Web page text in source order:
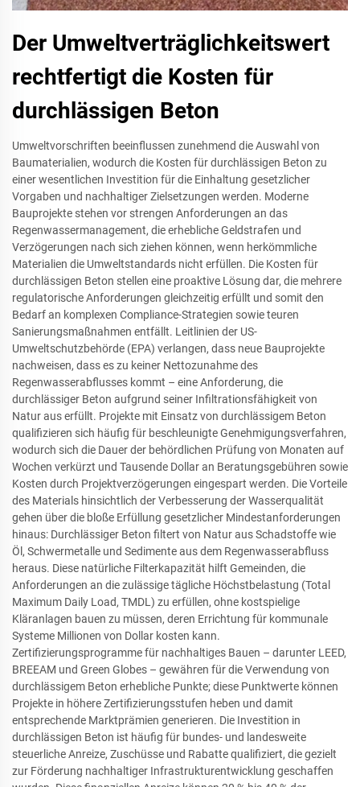
Der Umweltverträglichkeitswert
rechtfertigt die Kosten für
durchlässigen Beton
Umweltvorschriften beeinflussen zunehmend die Auswahl von
Baumaterialien, wodurch die Kosten für durchlässigen Beton zu
einer wesentlichen Investition für die Einhaltung gesetzlicher
Vorgaben und nachhaltiger Zielsetzungen werden. Moderne
Bauprojekte stehen vor strengen Anforderungen an das
Regenwassermanagement, die erhebliche Geldstrafen und
Verzögerungen nach sich ziehen können, wenn herkömmliche
Materialien die Umweltstandards nicht erfüllen. Die Kosten für
durchlässigen Beton stellen eine proaktive Lösung dar, die mehrere
regulatorische Anforderungen gleichzeitig erfüllt und somit den
Bedarf an komplexen Compliance-Strategien sowie teuren
Sanierungsmaßnahmen entfällt. Leitlinien der US-
Umweltschutzbehörde (EPA) verlangen, dass neue Bauprojekte
nachweisen, dass es zu keiner Nettozunahme des
Regenwasserabflusses kommt – eine Anforderung, die
durchlässiger Beton aufgrund seiner Infiltrationsfähigkeit von
Natur aus erfüllt. Projekte mit Einsatz von durchlässigem Beton
qualifizieren sich häufig für beschleunigte Genehmigungsverfahren,
wodurch sich die Dauer der behördlichen Prüfung von Monaten auf
Wochen verkürzt und Tausende Dollar an Beratungsgebühren sowie
Kosten durch Projektverzögerungen eingespart werden. Die Vorteile
des Materials hinsichtlich der Verbesserung der Wasserqualität
gehen über die bloße Erfüllung gesetzlicher Mindestanforderungen
hinaus: Durchlässiger Beton filtert von Natur aus Schadstoffe wie
Öl, Schwermetalle und Sedimente aus dem Regenwasserabfluss
heraus. Diese natürliche Filterkapazität hilft Gemeinden, die
Anforderungen an die zulässige tägliche Höchstbelastung (Total
Maximum Daily Load, TMDL) zu erfüllen, ohne kostspielige
Kläranlagen bauen zu müssen, deren Errichtung für kommunale
Systeme Millionen von Dollar kosten kann.
Zertifizierungsprogramme für nachhaltiges Bauen – darunter LEED,
BREEAM und Green Globes – gewähren für die Verwendung von
durchlässigem Beton erhebliche Punkte; diese Punktwerte können
Projekte in höhere Zertifizierungsstufen heben und damit
entsprechende Marktprämien generieren. Die Investition in
durchlässigen Beton ist häufig für bundes- und landesweite
steuerliche Anreize, Zuschüsse und Rabatte qualifiziert, die gezielt
zur Förderung nachhaltiger Infrastrukturentwicklung geschaffen